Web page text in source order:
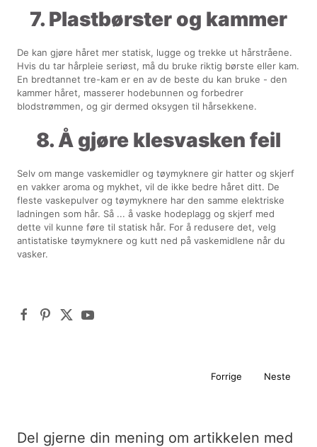
7. Plastbørster og kammer
De kan gjøre håret mer statisk, lugge og trekke ut hårstråene.
Hvis du tar hårpleie seriøst, må du bruke riktig børste eller kam.
En bredtannet tre-kam er en av de beste du kan bruke - den
kammer håret, masserer hodebunnen og forbedrer
blodstrømmen, og gir dermed oksygen til hårsekkene.
8. Å gjøre klesvasken feil
Selv om mange vaskemidler og tøymyknere gir hatter og skjerf
en vakker aroma og mykhet, vil de ikke bedre håret ditt. De
fleste vaskepulver og tøymyknere har den samme elektriske
ladningen som hår. Så ... å vaske hodeplagg og skjerf med
dette vil kunne føre til statisk hår. For å redusere det, velg
antistatiske tøymyknere og kutt ned på vaskemidlene når du
vasker.
Forrige Neste
Del gjerne din mening om artikkelen med